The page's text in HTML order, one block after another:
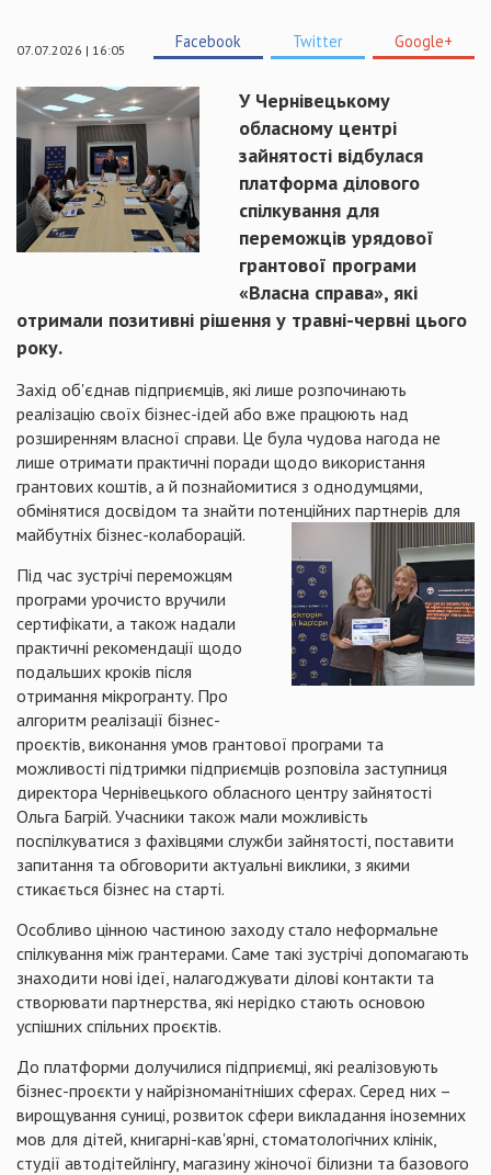
07.07.2026 | 16:05 Facebook Twitter Google+
У Чернівецькому
обласному центрі
зайнятості відбулася
платформа ділового
спілкування для
переможців урядової
грантової програми
«Власна справа», які
отримали позитивні рішення у травні-червні цього
року.
Захід об'єднав підприємців, які лише розпочинають
реалізацію своїх бізнес-ідей або вже працюють над
розширенням власної справи. Це була чудова нагода не
лише отримати практичні поради щодо використання
грантових коштів, а й познайомитися з однодумцями,
обмінятися досвідом та знайти потенційних партнерів для
майбутніх бізнес-колаборацій.
Під час зустрічі переможцям
програми урочисто вручили
сертифікати, а також надали
практичні рекомендації щодо
подальших кроків після
отримання мікрогранту. Про
алгоритм реалізації бізнес-
проєктів, виконання умов грантової програми та
можливості підтримки підприємців розповіла заступниця
директора Чернівецького обласного центру зайнятості
Ольга Багрій. Учасники також мали можливість
поспілкуватися з фахівцями служби зайнятості, поставити
запитання та обговорити актуальні виклики, з якими
стикається бізнес на старті.
Особливо цінною частиною заходу стало неформальне
спілкування між грантерами. Саме такі зустрічі допомагають
знаходити нові ідеї, налагоджувати ділові контакти та
створювати партнерства, які нерідко стають основою
успішних спільних проєктів.
До платформи долучилися підприємці, які реалізовують
бізнес-проєкти у найрізноманітніших сферах. Серед них –
вирощування суниці, розвиток сфери викладання іноземних
мов для дітей, книгарні-кав'ярні, стоматологічних клінік,
студії автодітейлінгу, магазину жіночої білизни та базового